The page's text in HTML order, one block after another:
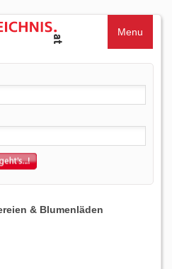
Menu
& Blumenläden